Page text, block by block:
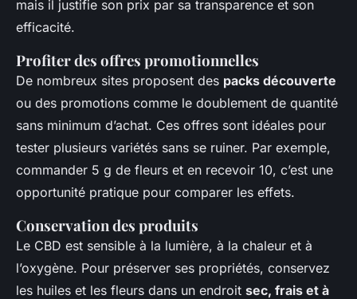
mais il justifie son prix par sa transparence et son
efficacité.
Profiter des offres promotionnelles
De nombreux sites proposent des packs découverte
ou des promotions comme le doublement de quantité
sans minimum d’achat. Ces offres sont idéales pour
tester plusieurs variétés sans se ruiner. Par exemple,
commander 5 g de fleurs et en recevoir 10, c’est une
opportunité pratique pour comparer les effets.
Conservation des produits
Le CBD est sensible à la lumière, à la chaleur et à
l’oxygène. Pour préserver ses propriétés, conservez
les huiles et les fleurs dans un endroit sec, frais et à